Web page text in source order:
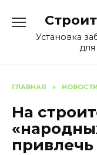
содержанию
Установка
для
ГЛАВНАЯ »
На